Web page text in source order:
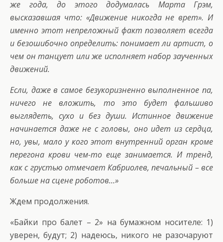
же года, до этого додумалась Марта Грэм,
высказавшая что: «Движение никогда не врет». И
именно этот непреложный факт позволяет всегда
и безошибочно определить: понимает ли артист, о
чем он танцует или же исполняет набор заученных
движений.
Если, даже в самое безукоризненно выполненное па,
ничего не вложить, то это будет фальшиво
выглядеть, сухо и без души. Истинное движение
начинается даже не с головы, оно идет из сердца,
но, увы, мало у кого этот внутренний орган кроме
перегона крови чем-то еще занимается. И тренд,
как с грустью отмечает Кабриолев, печальный – все
больше на сцене роботов…»
Ждем продолжения.
«Байки про балет – 2» на бумажном носителе: 1)
уверен, будут; 2) надеюсь, никого не разочаруют